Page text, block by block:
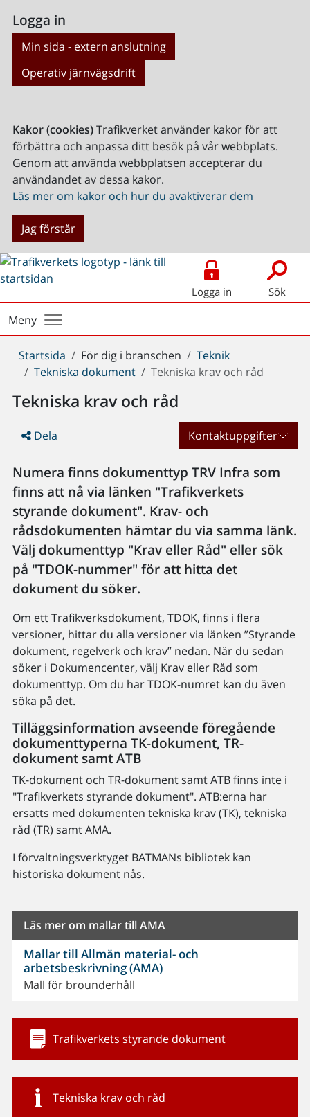
Logga in
Min sida - extern anslutning
Operativ järnvägsdrift
Kakor (cookies)Trafikverket använder kakor för att
förbättra och anpassa ditt besök på vår webbplats.
Genom att använda webbplatsen accepterar du
användandet av dessa kakor.
Läs mer om kakor och hur du avaktiverar dem
Jag förstår
Logga in Sök
Meny
Du
är
Startsida För dig i branschen
Teknik
Tekniska dokument
Tekniska krav och råd
Tekniska krav och råd
Dela Kontaktuppgifter
Numera finns dokumenttyp TRV Infra som
finns att nå via länken "Trafikverkets
styrande dokument". Krav- och
rådsdokumenten hämtar du via samma länk.
Välj dokumenttyp "Krav eller Råd" eller sök
på "TDOK-nummer" för att hitta det
dokument du söker.
Om ett Trafikverksdokument, TDOK, finns i flera
versioner, hittar du alla versioner via länken ”Styrande
dokument, regelverk och krav” nedan. När du sedan
söker i Dokumencenter, välj Krav eller Råd som
dokumenttyp. Om du har TDOK-numret kan du även
söka på det.
Tilläggsinformation avseende föregående
dokumenttyperna TK-dokument, TR-
dokument samt ATB
TK-dokument och TR-dokument samt ATB finns inte i
"Trafikverkets styrande dokument". ATB:erna har
ersatts med dokumenten tekniska krav (TK), tekniska
råd (TR) samt AMA.
I förvaltningsverktyget BATMANs bibliotek kan
historiska dokument nås.
Läs mer om mallar till AMA
Mallar till Allmän material- och
arbetsbeskrivning (AMA)
Mall för brounderhåll
Trafikverkets styrande dokument
Tekniska krav och råd